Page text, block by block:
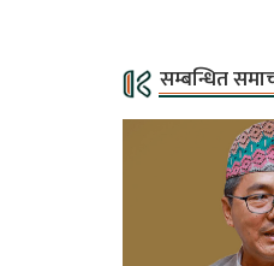
सम्बन्धित